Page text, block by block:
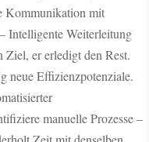
Kommunikation mit
Intelligente Weiterleitung
er erledigt den Rest.
neue Effizienzpotenziale.
manuelle Prozesse –